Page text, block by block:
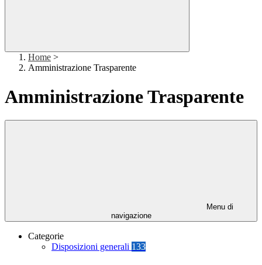
Home >
Amministrazione Trasparente
Amministrazione Trasparente
Menu di
navigazione
Categorie
Disposizioni generali 133